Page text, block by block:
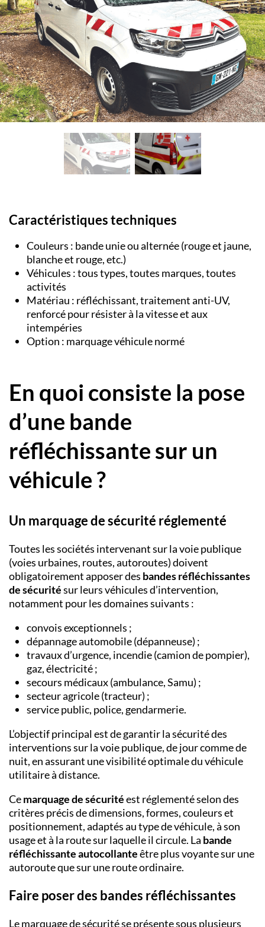
Caractéristiques techniques
Couleurs : bande unie ou alternée (rouge et jaune,
blanche et rouge, etc.)
Véhicules : tous types, toutes marques, toutes
activités
Matériau : réfléchissant, traitement anti-UV,
renforcé pour résister à la vitesse et aux
intempéries
Option : marquage véhicule normé
En quoi consiste la pose
d’une bande
réfléchissante sur un
véhicule ?
Un marquage de sécurité réglementé
Toutes les sociétés intervenant sur la voie publique
(voies urbaines, routes, autoroutes) doivent
obligatoirement apposer des bandes réfléchissantes
de sécuritésur leurs véhicules d’intervention,
notamment pour les domaines suivants :
convois exceptionnels ;
dépannage automobile (dépanneuse) ;
travaux d’urgence, incendie (camion de pompier),
gaz, électricité ;
secours médicaux (ambulance, Samu) ;
secteur agricole (tracteur) ;
service public, police, gendarmerie.
L’objectif principal est de garantir la sécurité des
interventions sur la voie publique, de jour comme de
nuit, en assurant une visibilité optimale du véhicule
utilitaire à distance.
Cemarquage de sécuritéest réglementé selon des
critères précis de dimensions, formes, couleurs et
positionnement, adaptés au type de véhicule, à son
usage et à la route sur laquelle il circule. La bande
réfléchissante autocollanteêtre plus voyante sur une
autoroute que sur une route ordinaire.
Faire poser des bandes réfléchissantes
Le marquage de sécurité se présente sous plusieurs